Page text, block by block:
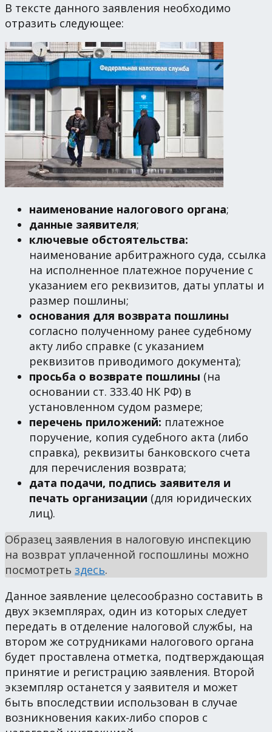
В тексте данного заявления необходимо
отразить следующее:
наименование налогового органа;
данные заявителя;
ключевые обстоятельства:
наименование арбитражного суда, ссылка
на исполненное платежное поручение с
указанием его реквизитов, даты уплаты и
размер пошлины;
основания для возврата пошлины
согласно полученному ранее судебному
акту либо справке (с указанием
реквизитов приводимого документа);
просьба о возврате пошлины (на
основании ст. 333.40 НК РФ) в
установленном судом размере;
перечень приложений: платежное
поручение, копия судебного акта (либо
справка), реквизиты банковского счета
для перечисления возврата;
дата подачи, подпись заявителя и
печать организации (для юридических
лиц).
Образец заявления в налоговую инспекцию
на возврат уплаченной госпошлины можно
посмотреть здесь.
Данное заявление целесообразно составить в
двух экземплярах, один из которых следует
передать в отделение налоговой службы, на
втором же сотрудниками налогового органа
будет проставлена отметка, подтверждающая
принятие и регистрацию заявления. Второй
экземпляр останется у заявителя и может
быть впоследствии использован в случае
возникновения каких-либо споров с